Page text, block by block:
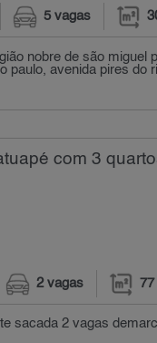
5 vagas
nobre de são miguel
avenida pires do
com 3
2 vagas 77
sacada 2 vagas